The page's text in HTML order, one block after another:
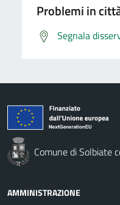
Problemi in
Segnala
Comune di Solbiate
AMMINISTRAZIONE